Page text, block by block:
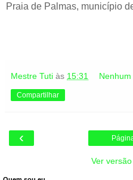
Praia de Palmas, município
Mestre Tuti às 15:31
Compartilhar
‹
Ver